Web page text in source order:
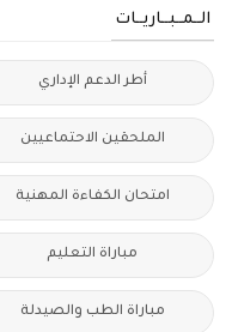
الــمــبــاريــات
أطر الدعم الإداري
الملحقين الاحتماعيين
امتحان الكفاءة المهنية
مباراة التعليم
مباراة الطب والصيدلة